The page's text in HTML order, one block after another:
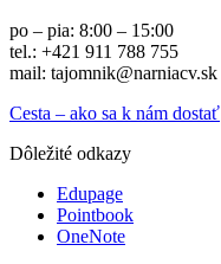
po – pia: 8:00 – 15:00
tel.: +421 911 788 755
mail: tajomnik@narniacv.sk
Cesta – ako sa k nám dostať
Dôležité odkazy
Edupage
Pointbook
OneNote